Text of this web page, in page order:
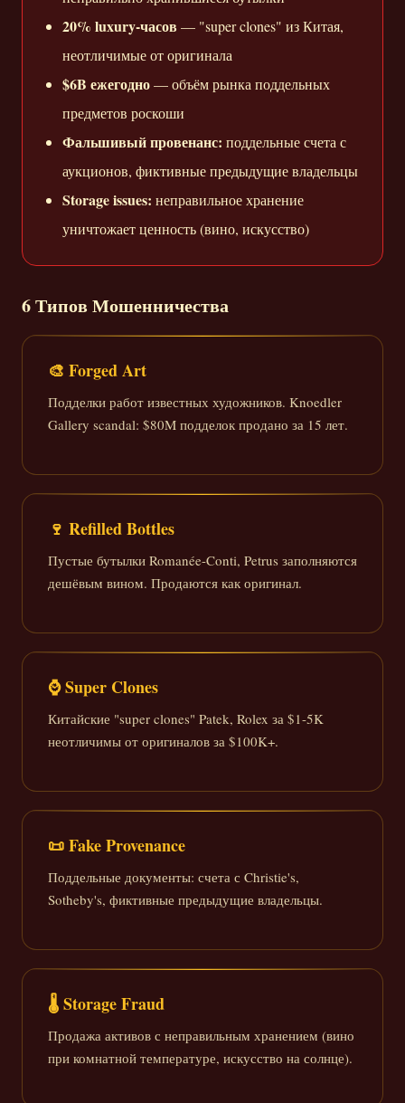
20% luxury-часов — "super clones" из Китая,
неотличимые от оригинала
$6B ежегодно— объём рынка поддельных
предметов роскоши
Фальшивый провенанс: поддельные счета с
аукционов, фиктивные предыдущие владельцы
Storage issues: неправильное хранение
уничтожает ценность (вино, искусство)
6 Типов Мошенничества
🎨 Forged Art
Подделки работ известных художников. Knoedler
Gallery scandal: $80M подделок продано за 15 лет.
🍷 Refilled Bottles
Пустые бутылки Romanée-Conti, Petrus заполняются
дешёвым вином. Продаются как оригинал.
⌚ Super Clones
Китайские "super clones" Patek, Rolex за $1-5K
неотличимы от оригиналов за $100K+.
📜 Fake Provenance
Поддельные документы: счета с Christie's,
Sotheby's, фиктивные предыдущие владельцы.
🌡️ Storage Fraud
Продажа активов с неправильным хранением (вино
при комнатной температуре, искусство на солнце).